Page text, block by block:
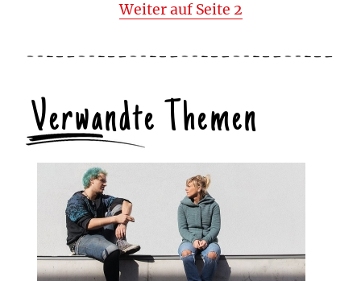
Weiter auf Seite 2
Verwandte Themen